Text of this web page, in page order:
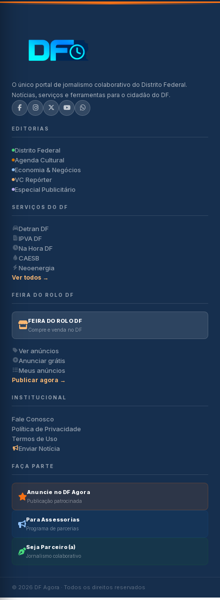
O único portal de jornalismo colaborativo do Distrito Federal.
Notícias, serviços e ferramentas para o cidadão do DF.
EDITORIAS
Distrito Federal
Agenda Cultural
Economia & Negócios
VC Repórter
Especial Publicitário
SERVIÇOS DO DF
Detran DF
IPVA DF
Na Hora DF
CAESB
Neoenergia
Ver todos →
FEIRA DO ROLO DF
FEIRA DO ROLO DF
Compre e venda no DF
Ver anúncios
Anunciar grátis
Meus anúncios
Publicar agora →
INSTITUCIONAL
Fale Conosco
Política de Privacidade
Termos de Uso
Enviar Notícia
FAÇA PARTE
Anuncie no DF Agora
Publicação patrocinada
Para Assessorias
Programa de parcerias
Seja Parceiro(a)
Jornalismo colaborativo
© 2026 DF Agora · Todos os direitos reservados